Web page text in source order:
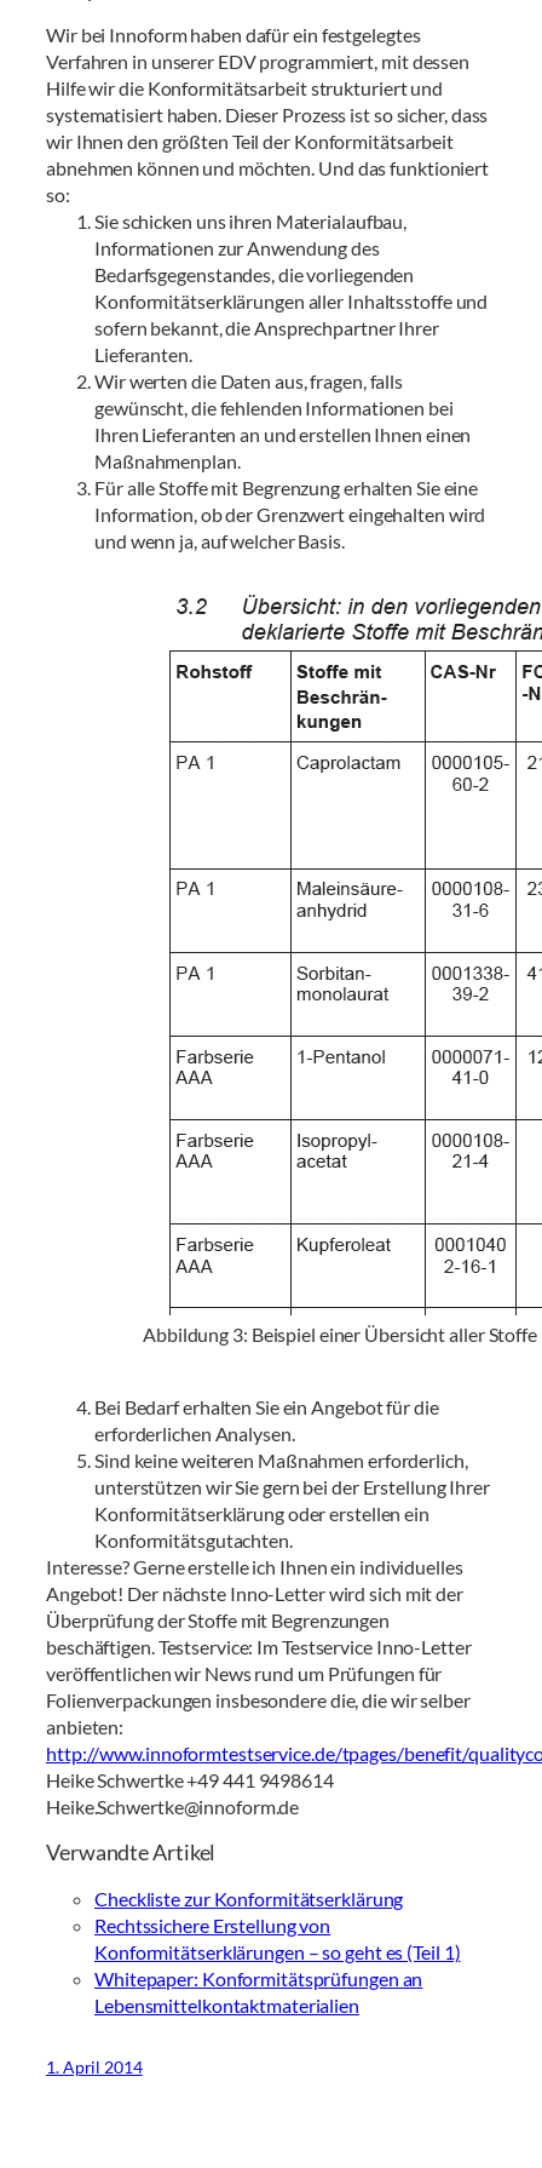
Wir bei Innoform haben dafür ein festgelegtes
Verfahren in unserer EDV programmiert, mit dessen
Hilfe wir die Konformitätsarbeit strukturiert und
systematisiert haben. Dieser Prozess ist so sicher, dass
wir Ihnen den größten Teil der Konformitätsarbeit
abnehmen können und möchten. Und das funktioniert
so:
Sie schicken uns ihren Materialaufbau,
Informationen zur Anwendung des
Bedarfsgegenstandes, die vorliegenden
Konformitätserklärungen aller Inhaltsstoffe und
sofern bekannt, die Ansprechpartner Ihrer
Lieferanten.
Wir werten die Daten aus, fragen, falls
gewünscht, die fehlenden Informationen bei
Ihren Lieferanten an und erstellen Ihnen einen
Maßnahmenplan.
Für alle Stoffe mit Begrenzung erhalten Sie eine
Information, ob der Grenzwert eingehalten wird
und wenn ja, auf welcher Basis.
Abbildung 3: Beispiel einer Übersicht aller
Bei Bedarf erhalten Sie ein Angebot für die
erforderlichen Analysen.
Sind keine weiteren Maßnahmen erforderlich,
unterstützen wir Sie gern bei der Erstellung Ihrer
Konformitätserklärung oder erstellen ein
Konformitätsgutachten.
Interesse? Gerne erstelle ich Ihnen ein individuelles
Angebot! Der nächste Inno-Letter wird sich mit der
Überprüfung der Stoffe mit Begrenzungen
beschäftigen. Testservice: Im Testservice Inno-Letter
veröffentlichen wir News rund um Prüfungen für
Folienverpackungen insbesondere die, die wir selber
anbieten:
http://www.innoformtestservice.de/tpages/benefit/
Heike Schwertke +49 441 9498614
Heike.Schwertke@innoform.de
Verwandte Artikel
Checkliste zur Konformitätserklärung
Rechtssichere Erstellung von
Konformitätserklärungen – so geht es (Teil 1)
Whitepaper: Konformitätsprüfungen an
Lebensmittelkontaktmaterialien
1. April 2014